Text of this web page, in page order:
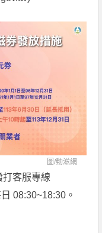
圖/動滋網
客服專線
08:30~18:30。